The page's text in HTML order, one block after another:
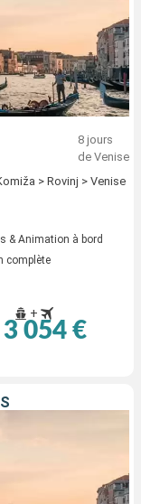
8 jours
de Venise
> Rovinj > Venise
& Animation à bord
complète
+
3 054 €